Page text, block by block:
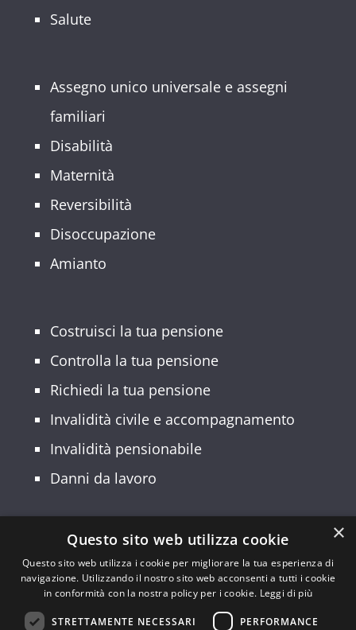
Salute
Assegno unico universale e assegni
familiari
Disabilità
Maternità
Reversibilità
Disoccupazione
Amianto
Costruisci la tua pensione
Controlla la tua pensione
Richiedi la tua pensione
Invalidità civile e accompagnamento
Invalidità pensionabile
Danni da lavoro
© 2026 Patronato INCA CGIL Lombardia –
Sede Regionale: Via Palmanova, 22 –
20132 Milano – Codice Fiscale:
94554190150 | Partita IVA: 10149490962
×
Questo sito web utilizza cookie
Questo sito web utilizza i cookie per migliorare la tua esperienza di
navigazione. Utilizzando il nostro sito web acconsenti a tutti i cookie
in conformità con la nostra policy per i cookie. Leggi di più
STRETTAMENTE NECESSARI PERFORMANCE